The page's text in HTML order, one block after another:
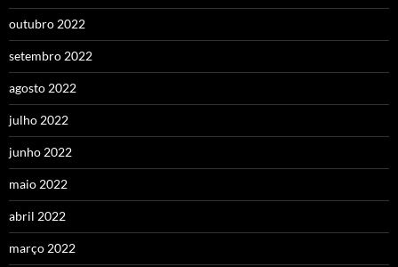
outubro 2022
setembro 2022
agosto 2022
julho 2022
junho 2022
maio 2022
abril 2022
março 2022